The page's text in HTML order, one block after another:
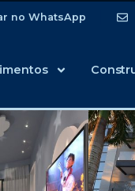
no WhatsApp